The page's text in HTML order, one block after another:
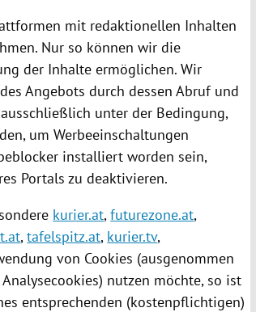
mit redaktionellen Inhalten
Nur so können wir die
der Inhalte ermöglichen. Wir
des Angebots durch dessen Abruf und
unter der Bedingung,
um Werbeeinschaltungen
installiert worden sein,
Portals zu deaktivieren.
kurier.at,futurezone.at,
,tafelspitz.at, kurier.tv,
von Cookies (ausgenommen
nutzen möchte, so ist
entsprechenden (kostenpflichtigen)